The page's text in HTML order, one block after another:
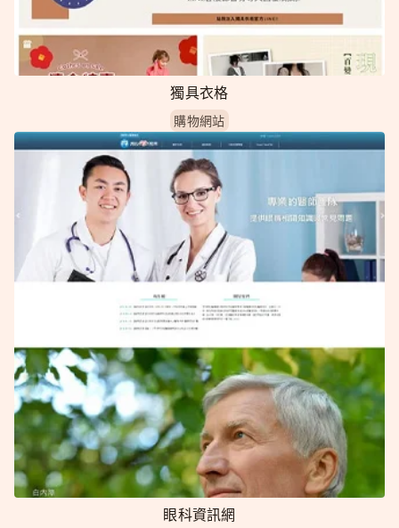
獨具衣格
購物網站
眼科資訊網